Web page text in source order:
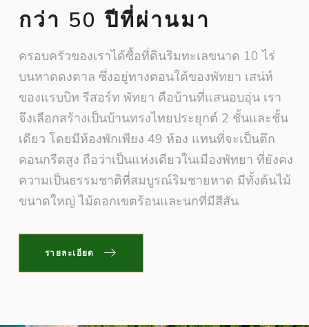
กว่า 50 ปีที่ผ่านมา
ครอบครัวของเราได้ซื้อที่ดินริมทะเลขนาด 10 ไร่
บนหาดดงตาล ซึ่งอยู่ทางตอนใต้ของพัทยา เสน่ห์
ของแรบบิท รีสอร์ท พัทยา คือบ้านที่แสนอบอุ่น เรา
จึงเลือกสร้างเป็นบ้านทรงไทยประยุกต์ 2 ชั้นและชั้น
เดียว โดยมีห้องพักเพียง 49 ห้อง แทนที่จะเป็นตึก
คอนกรีตสูง ถือว่าเป็นแห่งเดียวในเมืองพัทยา ที่ยังคง
ความเป็นธรรมชาติที่สมบูรณ์ริมชายหาด มีทั้งต้นไม้
ขนาดใหญ่ ไม้ดอกเขตร้อนและนกที่มีสีสัน
รายละเอียด